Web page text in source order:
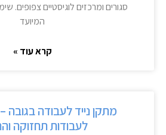
סגורים ומרכזים לוגיסטיים צפופים.
המיועד
קרא עוד »
מתקן נייד לעבודה בגובה
לעבודות תחזוקה